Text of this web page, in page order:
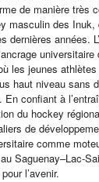
de manière très
masculin des Inuk,
dernières années.
les jeunes
haut niveau sans
confiant à
du hockey
de
comme
l’avenir.